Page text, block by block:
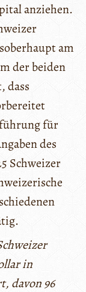
anziehen.
am
der beiden
dass
für
des
Schweizer
in
davon 96